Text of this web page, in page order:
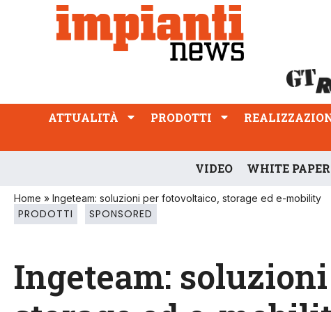
ATTUALITÀ PRODOTTI REALIZZAZIONI
PROFESSIONE
ATTUALITÀ PRODOTTI
VIDEO WHITE PAPER
Home » Ingeteam: soluzioni per fotovoltaico, storage ed e-mobility
PRODOTTI SPONSORED
Ingeteam: